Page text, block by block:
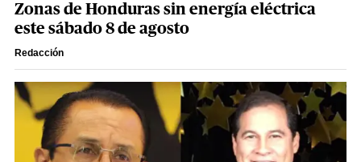
Zonas de Honduras sin energía eléctrica
este sábado 8 de agosto
Redacción